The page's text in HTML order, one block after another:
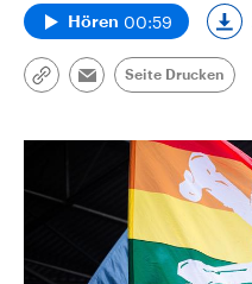
Hören 00:59
Link
Email
Seite Drucken